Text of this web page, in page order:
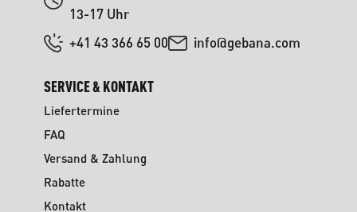
13-17 Uhr
+41 43 366 65 00
info@gebana.com
SERVICE & KONTAKT
Liefertermine
FAQ
Versand & Zahlung
Rabatte
Kontakt